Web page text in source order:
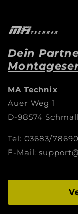
Dein
MA Technix
Auer Weg 1
D-98574
Tel: 03683/
E-Mail: